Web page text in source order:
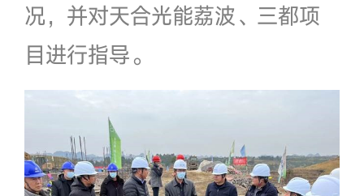
况，并对天合光能荔波、三都项
目进行指导。